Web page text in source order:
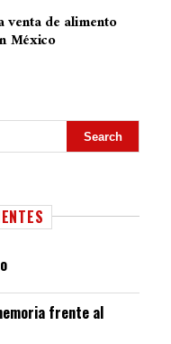
venta de alimento
México
frente al